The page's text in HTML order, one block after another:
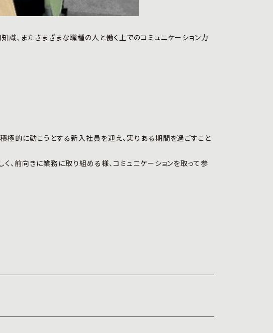
、またさまざまな職種の人と働く上でのコミュニケーション力
極的に動こうとする新入社員を迎え、実りある期間を過ごすこと
、前向きに業務に取り組める様、コミュニケーションを取って参